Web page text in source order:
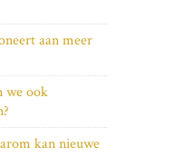
aan meer
we ook
kan nieuwe